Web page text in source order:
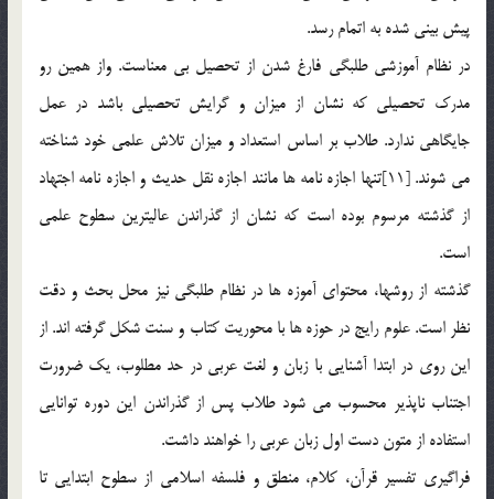
پيش بيني شده به اتمام رسد.
در نظام آموزشي طلبگي فارغ شدن از تحصيل بي معناست. واز همين رو
مدرک تحصيلي که نشان از ميزان و گرايش تحصيلي باشد در عمل
جايگاهي ندارد. طلاب بر اساس استعداد و ميزان تلاش علمي خود شناخته
مي شوند. [11]تنها اجازه نامه ها مانند اجازه نقل حديث و اجازه نامه اجتهاد
از گذشته مرسوم بوده است که نشان از گذراندن عاليترين سطوح علمي
است.
گذشته از روشها، محتواي آموزه ها در نظام طلبگي نيز محل بحث و دقت
نظر است. علوم رايج در حوزه ها با محوريت کتاب و سنت شکل گرفته اند. از
اين روي در ابتدا آشنايي با زبان و لغت عربي در حد مطلوب، يک ضرورت
اجتناب ناپذير محسوب مي شود طلاب پس از گذراندن اين دوره توانايي
استفاده از متون دست اول زبان عربي را خواهند داشت.
فراگيري تفسير قرآن، کلام، منطق و فلسفه اسلامي از سطوح ابتدايي تا